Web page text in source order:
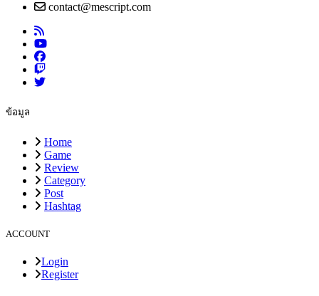
contact@mescript.com
ข้อมูล
Home
Game
Review
Category
Post
Hashtag
ACCOUNT
Login
Register